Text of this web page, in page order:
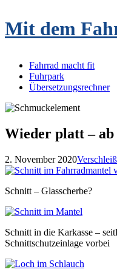
Mit dem
Fahrrad macht fit
Fuhrpark
Übersetzungsrechner
Wieder platt – ab
2. November 2020Verschleiß
Schnitt – Glasscherbe?
Schnitt in die Karkasse –
Schnittschutzeinlage vorbei